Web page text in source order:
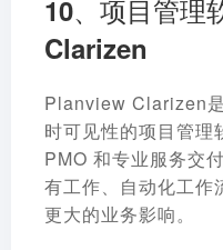
10、项目管理
Clarizen
Planview Clarizen
时可见性的项目管理
PMO 和专业服务交
有工作、自动化工作
更大的业务影响。